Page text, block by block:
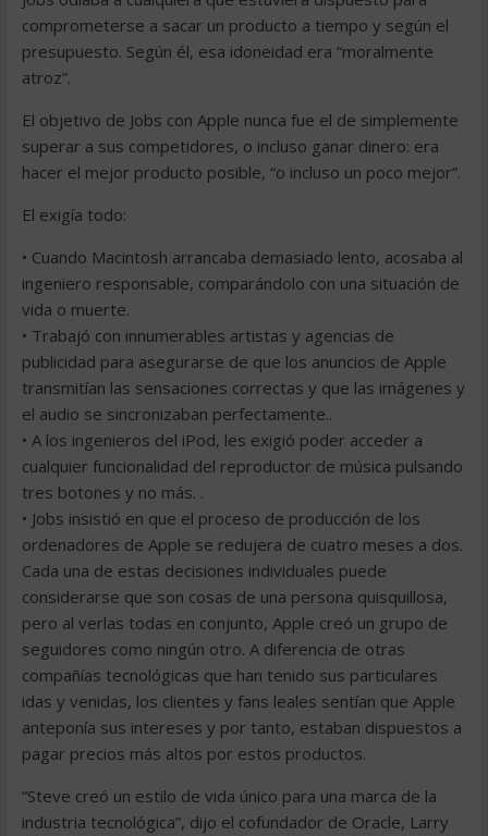
comprometerse a sacar un producto a tiempo y según el
presupuesto. Según él, esa idoneidad era “moralmente
atroz”.
El objetivo de Jobs con Apple nunca fue el de simplemente
superar a sus competidores, o incluso ganar dinero: era
hacer el mejor producto posible, “o incluso un poco mejor”.
El exigía todo:
• Cuando Macintosh arrancaba demasiado lento, acosaba al
ingeniero responsable, comparándolo con una situación de
vida o muerte.
• Trabajó con innumerables artistas y agencias de
publicidad para asegurarse de que los anuncios de Apple
transmitían las sensaciones correctas y que las imágenes y
el audio se sincronizaban perfectamente..
• A los ingenieros del iPod, les exigió poder acceder a
cualquier funcionalidad del reproductor de música pulsando
tres botones y no más. .
• Jobs insistió en que el proceso de producción de los
ordenadores de Apple se redujera de cuatro meses a dos.
Cada una de estas decisiones individuales puede
considerarse que son cosas de una persona quisquillosa,
pero al verlas todas en conjunto, Apple creó un grupo de
seguidores como ningún otro. A diferencia de otras
compañías tecnológicas que han tenido sus particulares
idas y venidas, los clientes y fans leales sentían que Apple
anteponía sus intereses y por tanto, estaban dispuestos a
pagar precios más altos por estos productos.
“Steve creó un estilo de vida único para una marca de la
industria tecnológica”, dijo el cofundador de Oracle, Larry